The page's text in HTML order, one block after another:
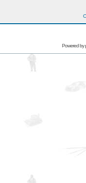
Powered by